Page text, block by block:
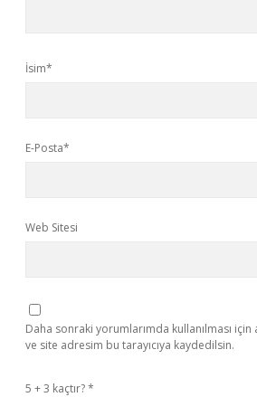
İsim*
E-Posta*
Web Sitesi
Daha sonraki yorumlarımda kullanılması
ve site adresim bu tarayıcıya kaydedilsin.
5 + 3 kaçtır?*